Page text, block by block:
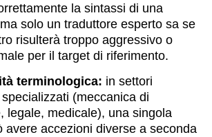
la sintassi di una
solo un traduttore esperto sa se
risulterà troppo aggressivo o
per il target di riferimento.
terminologica: in settori
(meccanica di
legale, medicale), una singola
avere accezioni diverse a seconda